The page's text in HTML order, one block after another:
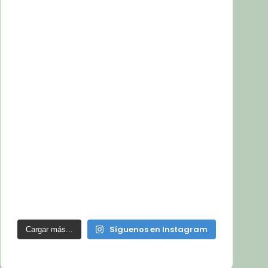
Cargar más... Síguenos en Instagram